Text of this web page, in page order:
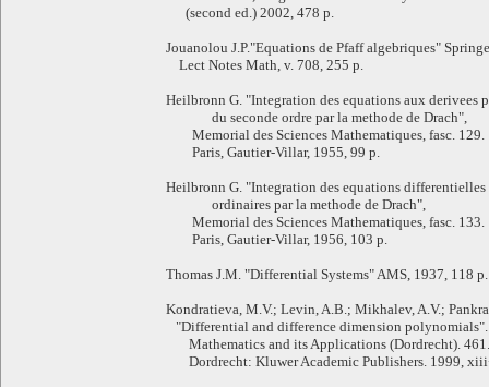
(second ed.) 2002, 478 p.
Jouanolou J.P."Equations de Pfaff algebriques"
Lect Notes Math, v. 708, 255 p.
Heilbronn G. "Integration des equations aux derivees
du seconde ordre par la methode de Drach",
Memorial des Sciences Mathematiques, fasc. 129.
Paris, Gautier-Villar, 1955, 99 p.
Heilbronn G. "Integration des equations differentielles
ordinaires par la methode de Drach",
Memorial des Sciences Mathematiques, fasc. 133.
Paris, Gautier-Villar, 1956, 103 p.
Thomas J.M. "Differential Systems" AMS, 1937, 118 p.
Kondratieva, M.V.; Levin, A.B.; Mikhalev, A.V.;
"Differential and difference dimension polynomials".
Mathematics and its Applications (Dordrecht). 461.
Dordrecht: Kluwer Academic Publishers. 1999,